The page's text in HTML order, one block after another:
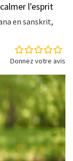
l'esprit
en sanskrit,
Donnez votre avis